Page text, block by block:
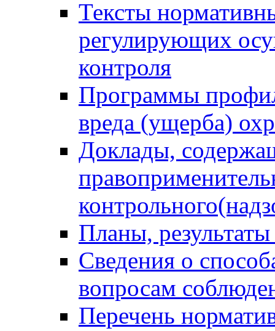
Тексты
регулирующих
контроля
Программы
вреда (ущерба)
Доклады,
Планы,
Сведения о
вопросам
Перечень